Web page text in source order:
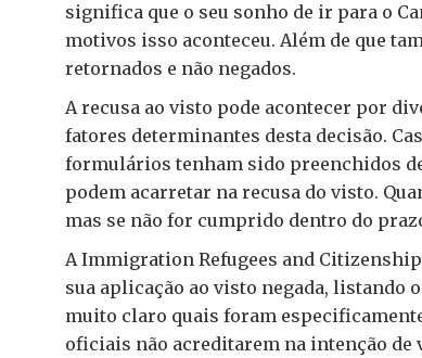
significa que o seu sonho de ir para o
motivos isso aconteceu. Além de que
retornados e não negados.
A recusa ao visto pode acontecer por
fatores determinantes desta decisão.
formulários tenham sido preenchidos
podem acarretar na recusa do visto.
mas se não for cumprido dentro do
A Immigration Refugees and
sua aplicação ao visto negada, listando
muito claro quais foram
oficiais não acreditarem na intenção de